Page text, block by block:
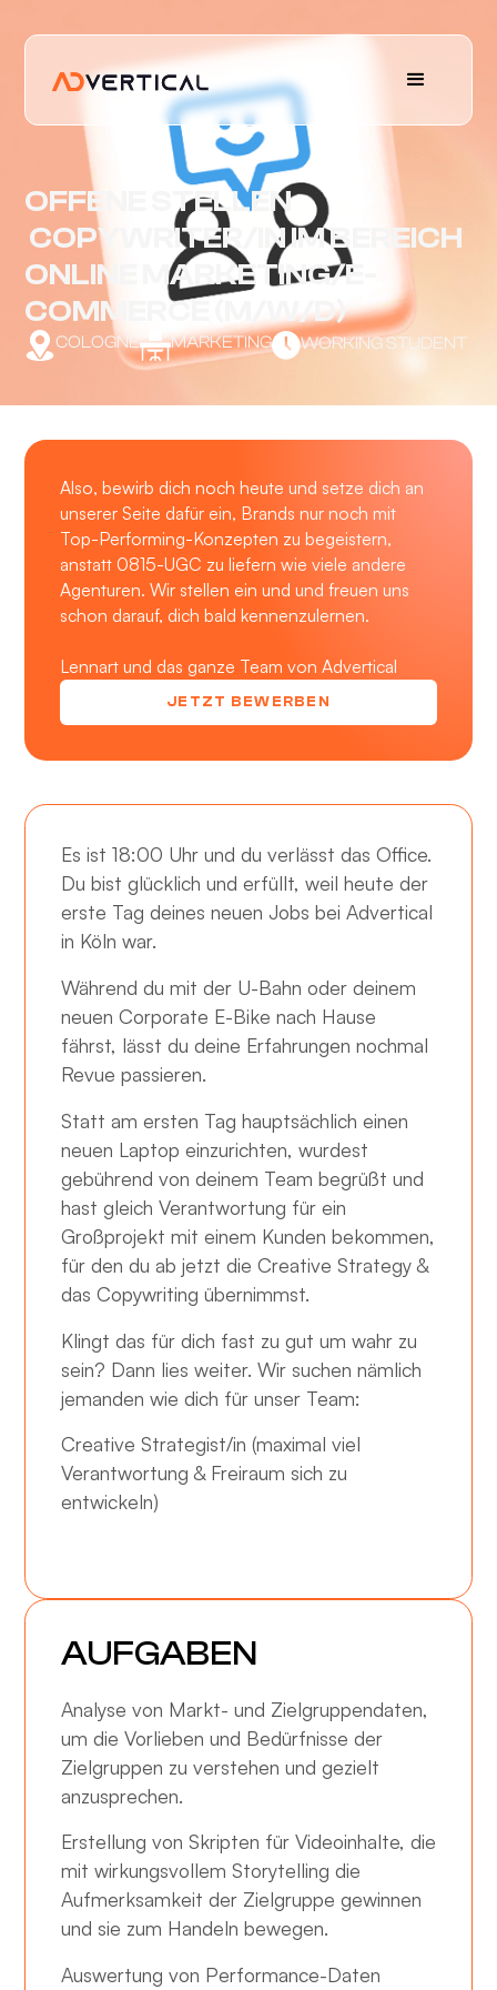
OFFENE STELLEN
COPYWRITER/IN IM BEREICH
ONLINE MARKETING/E-
COMMERCE (M/W/D)
COLOGNE MARKETING WORKING STUDENT
Es ist 18:00 Uhr und du verlässt das Office.
Du bist glücklich und erfüllt, weil heute der
erste Tag deines neuen Jobs bei Advertical
in Köln war.
Während du mit der U-Bahn oder deinem
neuen Corporate E-Bike nach Hause
fährst, lässt du deine Erfahrungen nochmal
Revue passieren.
Statt am ersten Tag hauptsächlich einen
neuen Laptop einzurichten, wurdest
gebührend von deinem Team begrüßt und
hast gleich Verantwortung für ein
Großprojekt mit einem Kunden bekommen,
für den du ab jetzt die Creative Strategy &
das Copywriting übernimmst.
Klingt das für dich fast zu gut um wahr zu
sein? Dann lies weiter. Wir suchen nämlich
jemanden wie dich für unser Team:
Creative Strategist/in (maximal viel
Verantwortung & Freiraum sich zu
entwickeln)
AUFGABEN
Analyse von Markt- und Zielgruppendaten,
um die Vorlieben und Bedürfnisse der
Zielgruppen zu verstehen und gezielt
anzusprechen.
Erstellung von Skripten für Videoinhalte, die
mit wirkungsvollem Storytelling die
Aufmerksamkeit der Zielgruppe gewinnen
und sie zum Handeln bewegen.
Auswertung von Performance-Daten
Also, bewirb dich noch heute und setze dich an
unserer Seite dafür ein, Brands nur noch mit
Top-Performing-Konzepten zu begeistern,
anstatt 0815-UGC zu liefern wie viele andere
Agenturen. Wir stellen ein und und freuen uns
schon darauf, dich bald kennenzulernen.
Lennart und das ganze Team von Advertical
JETZT BEWERBEN